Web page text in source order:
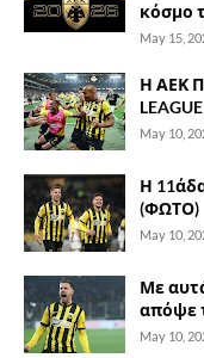
κόσμο
May 15,
Η ΑΕΚ
May 10,
Η
(ΦΩΤΟ)
May 10,
Με
απόψε
May 10,